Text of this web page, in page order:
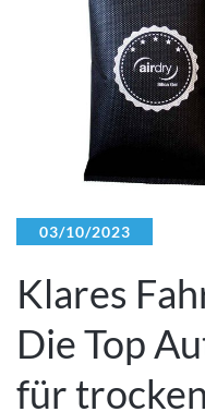
03/10/2023
Klares
Die Top
für